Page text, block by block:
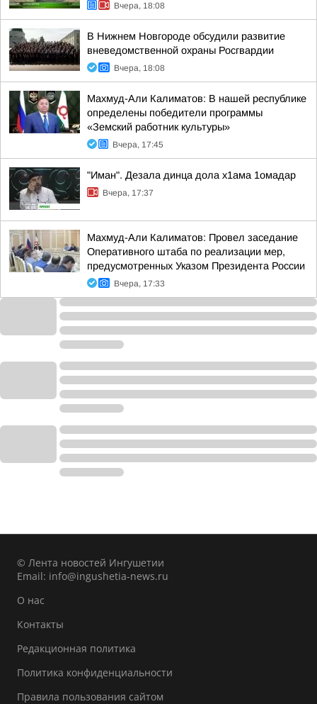
Вчера, 18:08
В Нижнем Новгороде обсудили развитие
вневедомственной охраны Росгвардии
Вчера, 18:08
Махмуд-Али Калиматов: В нашей республике
определены победители программы
«Земский работник культуры»
Вчера, 17:45
"Иман". Дезала динца дола х1ама 1омадар
Вчера, 17:37
Махмуд-Али Калиматов: Провел заседание
Оперативного штаба по реализации мер,
предусмотренных Указом Президента России
Вчера, 17:33
© Лента новостей Ингушетии
Email: info@ingushetia-news.ru
О нас
Контакты
Редакционная политика
Политика конфиденциальности
Правила пользования сайтом